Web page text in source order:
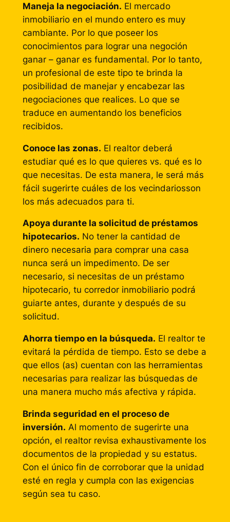
Maneja la negociación. El mercado
inmobiliario en el mundo entero es muy
cambiante. Por lo que poseer los
conocimientos para lograr una negoción
ganar – ganar es fundamental. Por lo tanto,
un profesional de este tipo te brinda la
posibilidad de manejar y encabezar las
negociaciones que realices. Lo que se
traduce en aumentando los beneficios
recibidos.
Conoce las zonas. El realtor deberá
estudiar qué es lo que quieres vs. qué es lo
que necesitas. De esta manera, le será más
fácil sugerirte cuáles de los vecindariosson
los más adecuados para ti.
Apoya durante la solicitud de préstamos
hipotecarios. No tener la cantidad de
dinero necesaria para comprar una casa
nunca será un impedimento. De ser
necesario, si necesitas de un préstamo
hipotecario, tu corredor inmobiliario podrá
guiarte antes, durante y después de su
solicitud.
Ahorra tiempo en la búsqueda. El realtor te
evitará la pérdida de tiempo. Esto se debe a
que ellos (as) cuentan con las herramientas
necesarias para realizar las búsquedas de
una manera mucho más afectiva y rápida.
Brinda seguridad en el proceso de
inversión. Al momento de sugerirte una
opción, el realtor revisa exhaustivamente los
documentos de la propiedad y su estatus.
Con el único fin de corroborar que la unidad
esté en regla y cumpla con las exigencias
según sea tu caso.